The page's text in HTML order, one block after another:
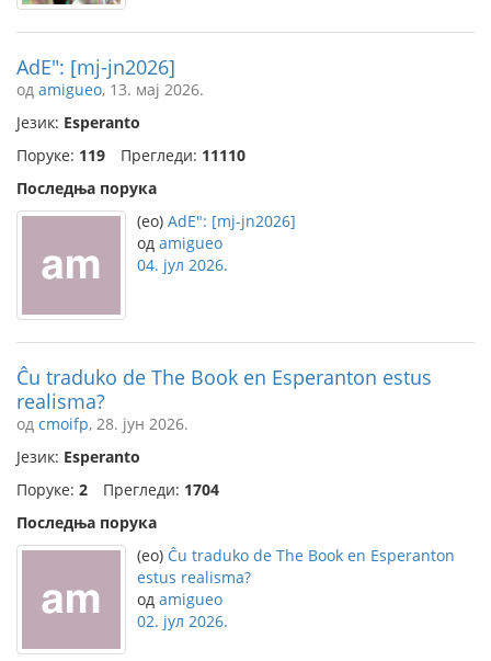
AdE": [mj-jn2026]
од amigueo, 13. мај 2026.
Језик: Esperanto
Поруке: 119 Прегледи: 11110
Последња порука
(eo) AdE": [mj-jn2026]
од amigueo
04. јул 2026.
Ĉu traduko de The Book en Esperanton estus
realisma?
од cmoifp, 28. јун 2026.
Језик: Esperanto
Поруке: 2 Прегледи: 1704
Последња порука
(eo) Ĉu traduko de The Book en Esperanton
estus realisma?
од amigueo
02. јул 2026.